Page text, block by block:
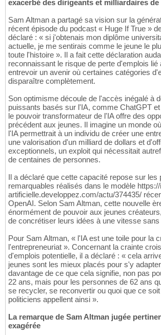
exacerbé des dirigeants et milliardaires de
Sam Altman a partagé sa vision sur la
récent épisode du podcast « Huge If True »
déclaré : « si j'obtenais mon diplôme
actuelle, je me sentirais comme le jeune le
toute l'histoire ». Il a fait cette déclaration
reconnaissant le risque de perte d'emplois lié
entrevoir un avenir où certaines catégories
disparaître complètement.
Son optimisme découle de l'accès inégalé à
puissants basés sur l'IA, comme ChatGPT
le pouvoir transformateur de l'IA offre des
précédent aux jeunes. Il imagine un monde
l'IA permettrait à un individu de créer une
une valorisation d'un milliard de dollars et
exceptionnels, un exploit qui nécessitait
de centaines de personnes.
Il a déclaré que cette capacité repose sur les
remarquables réalisés dans le modèle
artificielle.developpez.com/actu/374435/
OpenAI. Selon Sam Altman, cette nouvelle
énormément de pouvoir aux jeunes
de concrétiser leurs idées à une vitesse sans
Pour Sam Altman, « l'IA est une toile pour la
l'entrepreneuriat ». Concernant la crainte
d'emplois potentielle, il a déclaré : « cela
jeunes sont les mieux placés pour s'y
davantage de ce que cela signifie, non pas
22 ans, mais pour les personnes de 62 ans
se recycler, se reconvertir ou quoi que ce
politiciens appellent ainsi ».
La remarque de Sam Altman jugée
exagérée